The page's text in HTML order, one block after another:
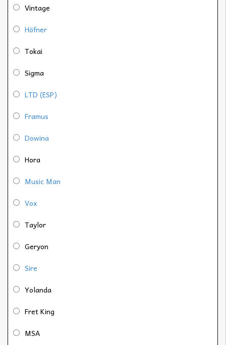
Vintage
Höfner
Tokai
Sigma
LTD (ESP)
Framus
Dowina
Hora
Music Man
Vox
Taylor
Geryon
Sire
Yolanda
Fret King
MSA